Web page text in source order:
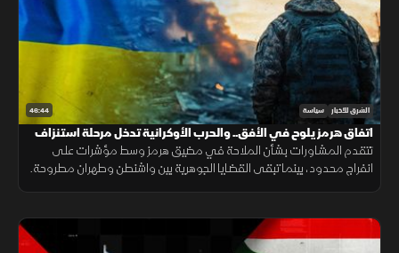
46:44 الشرق للأخبار سياسة
اتفاق هرمز يلوح في الأفق.. والحرب الأوكرانية تدخل مرحلة استنزاف
تتقدم المشاورات بشأن الملاحة في مضيق هرمز وسط مؤشرات على
انفراج محدود، بينما تبقى القضايا الجوهرية بين واشنطن وطهران مطروحة.